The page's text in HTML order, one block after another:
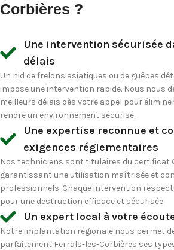
Corbières ?
Une intervention sécurisée
délais
Un nid de frelons asiatiques ou de guêpes
impose une intervention rapide. Nous nous
meilleurs délais dès votre appel pour
rendre un environnement sécurisé.
Une expertise reconnue et
exigences réglementaires
Nos techniciens sont titulaires du certificat
garantissant une utilisation maîtrisée et
professionnels. Chaque intervention
pour une destruction efficace et sécurisée.
Un expert local à votre
Notre implantation régionale nous permet
parfaitement Ferrals-les-Corbières ses